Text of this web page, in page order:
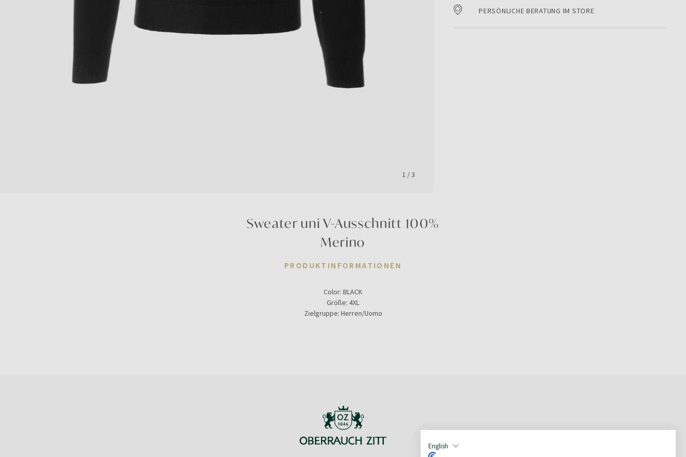
English
1 /3
PERSÖNLICHE BERATUNG IM STORE
Sweater uni V-Ausschnitt 100%
Merino
PRODUKTINFORMATIONEN
Color: BLACK
Größe: 4XL
Zielgruppe: Herren/Uomo